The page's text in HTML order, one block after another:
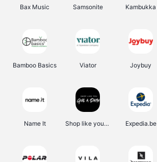
Bax Music Samsonite Kambukka
Bamboo Basics Viator Joybuy
Name It Shop like you Give A Damn Expedia.be